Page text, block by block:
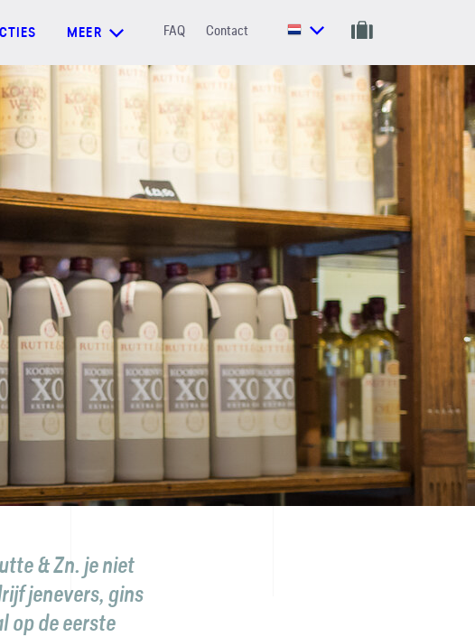
MEER FAQ Contact
& Zn. je niet
jenevers, gins
op de eerste